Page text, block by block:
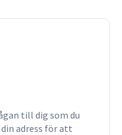
till dig som du
adress för att